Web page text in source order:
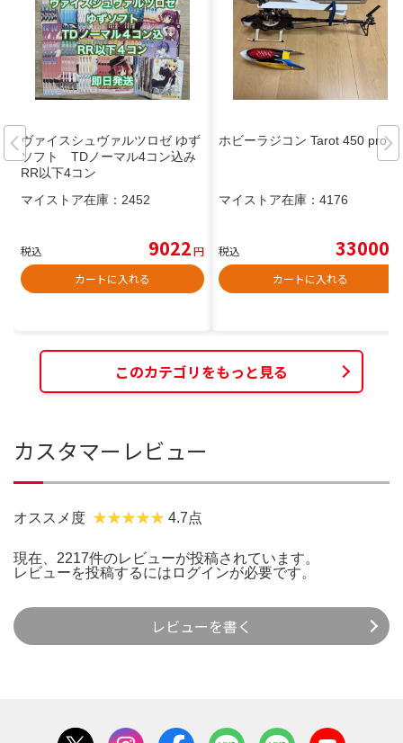
ヴァイスシュヴァルツロゼ ゆず
ソフト TDノーマル4コン込み
RR以下4コン
マイストア在庫： 2452
税込 9022円
カートに入れる
ホビーラジコン Tarot 450 pro
マイストア在庫： 4176
税込 33000
カートに入れる
このカテゴリをもっと見る
カスタマーレビュー
オススメ度 4.7点
現在、2217件のレビューが投稿されています。
レビューを投稿するには ログインが必要です。
レビューを書く